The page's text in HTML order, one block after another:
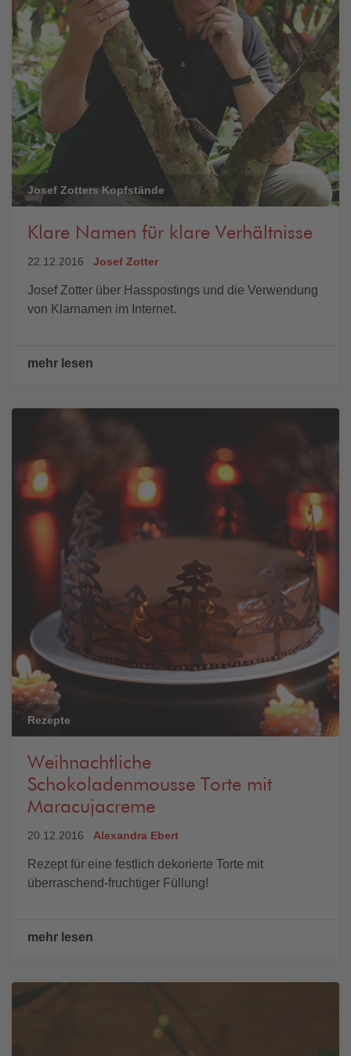
Josef Zotters Kopfstände
Klare Namen für klare Verhältnisse
22.12.2016 Josef Zotter
Josef Zotter über Hasspostings und die Verwendung
von Klarnamen im Internet.
mehr lesen
Rezepte
Weihnachtliche
Schokoladenmousse Torte mit
Maracujacreme
20.12.2016 Alexandra Ebert
Rezept für eine festlich dekorierte Torte mit
überraschend-fruchtiger Füllung!
mehr lesen